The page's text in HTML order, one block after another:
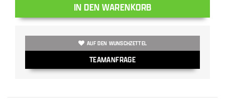
IN DEN WARENKORB
AUF DEN WUNSCHZETTEL
TEAMANFRAGE